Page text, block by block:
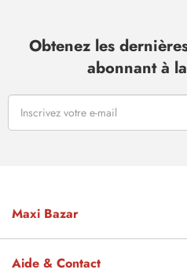
Obtenez les
abonnant à
Maxi Bazar
Aide & Contact